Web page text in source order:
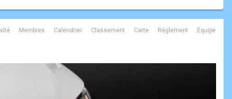
Membres Calendrier Classement Carte Règlement Équipe